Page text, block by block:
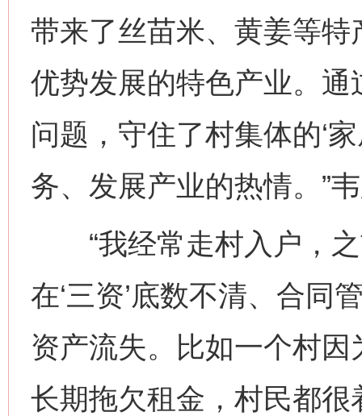
带来了丝苗米、黄姜等特
优势发展的特色产业。通
问题，守住了村集体的‘
务、发展产业的热情。”
“我经常走村入户，之
在‘三资’底数不清、合同
资产流失。比如一个村
长期拖欠租金，村民都很